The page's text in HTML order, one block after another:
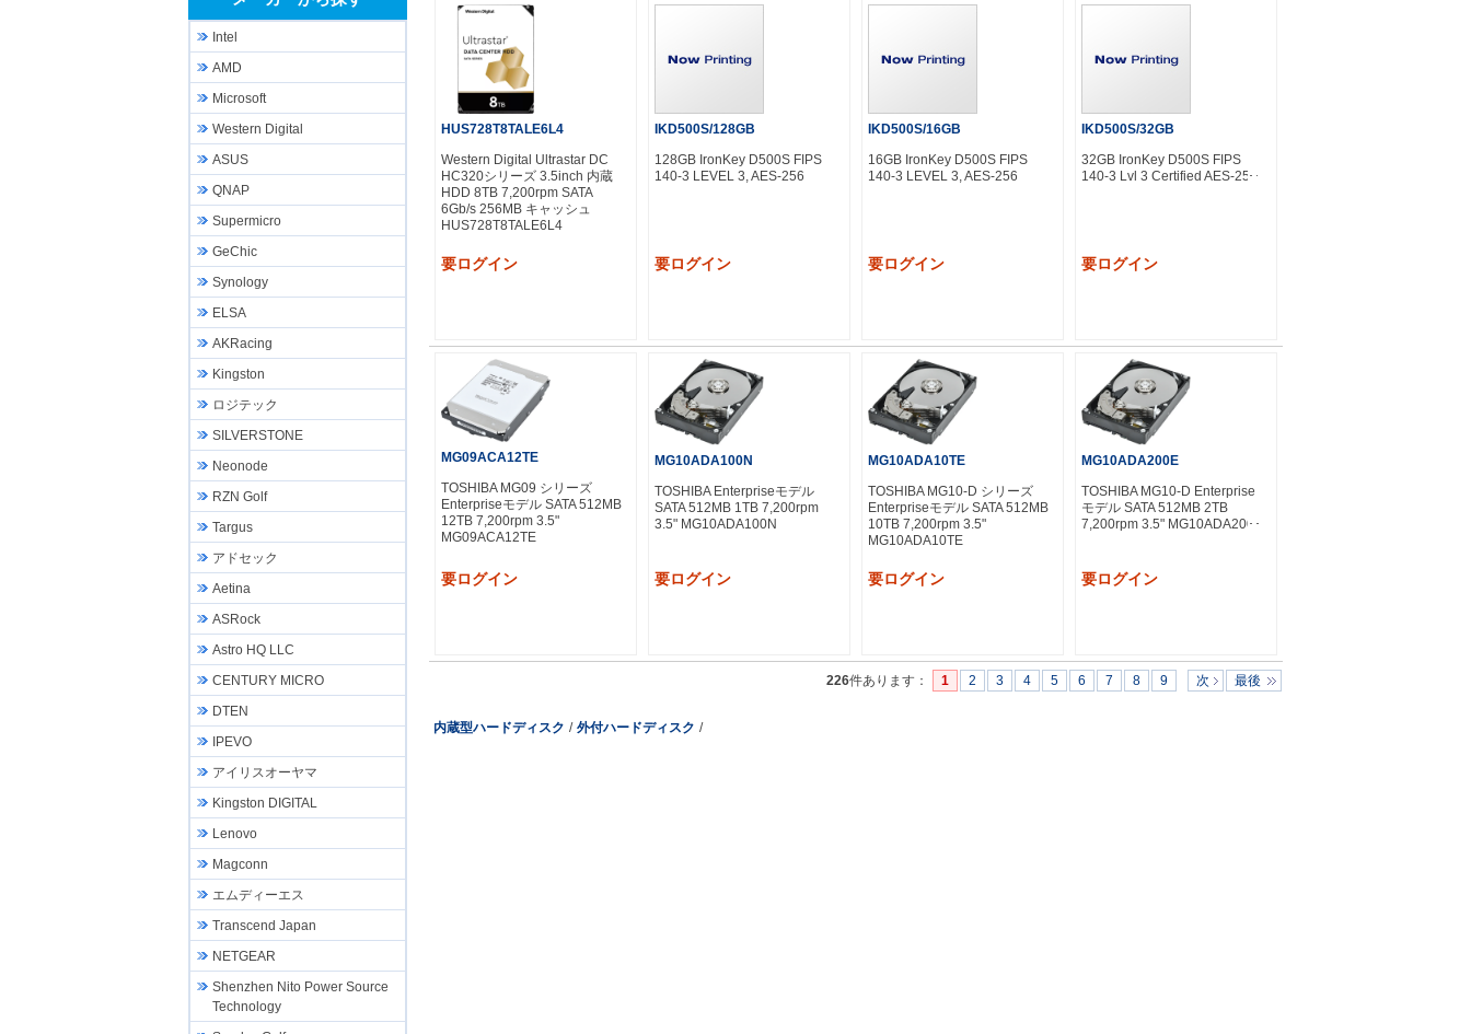
HUS728T8TALE6L4
Western Digital Ultrastar DC
HC320シリーズ 3.5inch 内蔵
HDD 8TB 7,200rpm SATA
6Gb/s 256MB キャッシュ
HUS728T8TALE6L4
要ログイン
IKD500S/128GB
128GB IronKey D500S FIPS
140-3 LEVEL 3, AES-256
要ログイン
IKD500S/16GB
16GB IronKey D500S FIPS
140-3 LEVEL 3, AES-256
要ログイン
IKD500S/32GB
32GB IronKey D500S FIPS
140-3 Lvl 3 Certified AES-256
要ログイン
MG09ACA12TE
TOSHIBA MG09 シリーズ
Enterpriseモデル SATA 512MB
12TB 7,200rpm 3.5"
MG09ACA12TE
要ログイン
MG10ADA100N
TOSHIBA Enterpriseモデル
SATA 512MB 1TB 7,200rpm
3.5" MG10ADA100N
要ログイン
MG10ADA10TE
TOSHIBA MG10-D シリーズ
Enterpriseモデル SATA 512MB
10TB 7,200rpm 3.5"
MG10ADA10TE
要ログイン
MG10ADA200E
TOSHIBA MG10-D Enterprise
モデル SATA 512MB 2TB
7,200rpm 3.5" MG10ADA200E
要ログイン
226件あります ： 1 2 3 4 5 6 7 8 9 次 最後
内蔵型ハードディスク / 外付ハードディスク /
Intel
AMD
Microsoft
Western Digital
ASUS
QNAP
Supermicro
GeChic
Synology
ELSA
AKRacing
Kingston
ロジテック
SILVERSTONE
Neonode
RZN Golf
Targus
アドセック
Aetina
ASRock
Astro HQ LLC
CENTURY MICRO
DTEN
IPEVO
アイリスオーヤマ
Kingston DIGITAL
Lenovo
Magconn
エムディーエス
Transcend Japan
NETGEAR
Shenzhen Nito Power Source
Technology